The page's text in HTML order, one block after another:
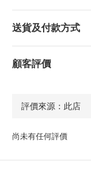
送貨及付款方式
顧客評價
尚未有任何評價